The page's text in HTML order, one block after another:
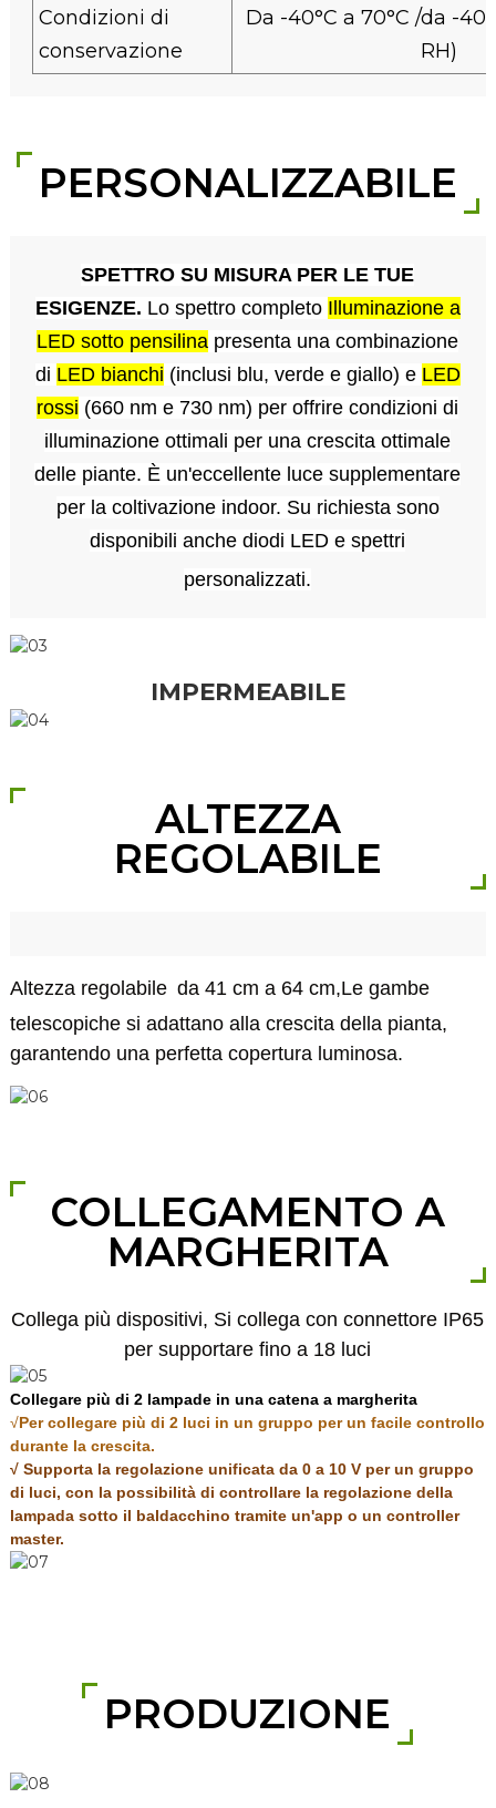
Condizioni di
conservazione
Da -40°C a 70°C /da -
RH)
PERSONALIZZABILE
SPETTRO SU MISURA PER LE TUE
ESIGENZE. Lo spettro completo Illuminazione a
LED sotto pensilina presenta una combinazione
di LED bianchi (inclusi blu, verde e giallo) e LED
rossi (660 nm e 730 nm) per offrire condizioni di
illuminazione ottimali per una crescita ottimale
delle piante. È un'eccellente luce supplementare
per la coltivazione indoor. Su richiesta sono
disponibili anche diodi LED e spettri
personalizzati.
IMPERMEABILE
ALTEZZA
REGOLABILE
Altezza regolabile da 41 cm a 64 cm,Le gambe
telescopiche si adattano alla crescita della pianta,
garantendo una perfetta copertura luminosa.
COLLEGAMENTO A
MARGHERITA
Collega più dispositivi, Si collega con connettore IP65
per supportare fino a 18 luci
Collegare più di 2 lampade in una catena a margherita
√Per collegare più di 2 luci in un gruppo per un facile controllo
durante la crescita.
√ Supporta la regolazione unificata da 0 a 10 V per un gruppo
di luci, con la possibilità di controllare la regolazione della
lampada sotto il baldacchino tramite un'app o un controller
master.
PRODUZIONE